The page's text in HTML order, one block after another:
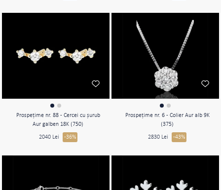
Prospeţime nr. 88 - Cercei cu şurub
Aur galben 18K (750)
2040 Lei -36%
Prospeţime nr. 6 - Colier Aur alb 9K
(375)
2830 Lei -43%